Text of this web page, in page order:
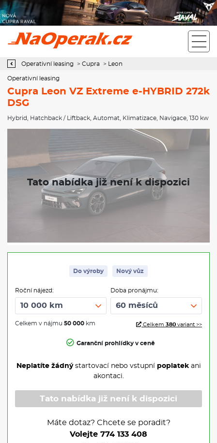
Operativní leasing Cupra Leon VZ Extreme e-HYBRID 272k DSG
Operativní leasing > Cupra > Leon
Operativní leasing
Cupra Leon VZ Extreme e-HYBRID 272k
DSG
Hybrid Hatchback / Liftback Automat Klimatizace Navigace , 130 kw
Do výroby Nový vůz
Roční nájezd:
Celkem v nájmu 50 000 km
Doba pronájmu:
Celkem 380 variant >>
Garanční prohlídky v ceně
Neplatíte žádnýstartovací nebo vstupní poplatekani
akontaci.
Tato nabídka již není k dispozici
Máte dotaz? Chcete se poradit?
Volejte 774 133 408